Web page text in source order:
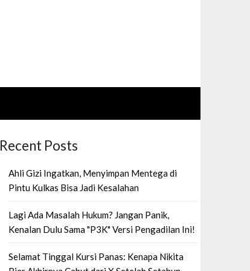
Recent Posts
Ahli Gizi Ingatkan, Menyimpan Mentega di
Pintu Kulkas Bisa Jadi Kesalahan
Lagi Ada Masalah Hukum? Jangan Panik,
Kenalan Dulu Sama "P3K" Versi Pengadilan Ini!
Selamat Tinggal Kursi Panas: Kenapa Nikita